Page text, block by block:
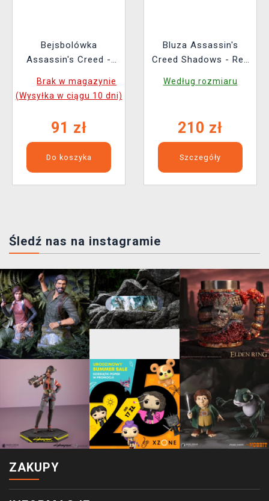
Bejsbolówka
Assassin's Creed -
Brak w magazynie
(Wysyłka w ciągu 10 dni)
91 zł
Do koszyka
Bluza Assassin's
Creed Shadows - Red
Według rozmiaru
210 zł
Szczegóły
Śledź nas na instagramie
ZAKUPY